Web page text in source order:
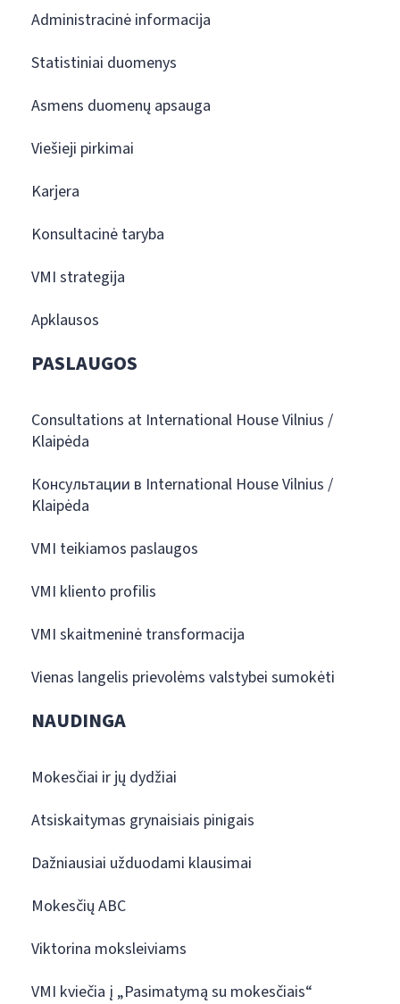
Administracinė informacija
Statistiniai duomenys
Asmens duomenų apsauga
Viešieji pirkimai
Karjera
Konsultacinė taryba
VMI strategija
Apklausos
PASLAUGOS
Consultations at International House Vilnius /
Klaipėda
Консультации в International House Vilnius /
Klaipėda
VMI teikiamos paslaugos
VMI kliento profilis
VMI skaitmeninė transformacija
Vienas langelis prievolėms valstybei sumokėti
NAUDINGA
Mokesčiai ir jų dydžiai
Atsiskaitymas grynaisiais pinigais
Dažniausiai užduodami klausimai
Mokesčių ABC
Viktorina moksleiviams
VMI kviečia į „Pasimatymą su mokesčiais“